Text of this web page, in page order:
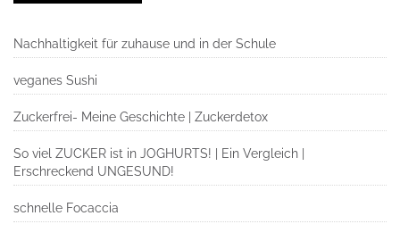
Nachhaltigkeit für zuhause und in der Schule
veganes Sushi
Zuckerfrei- Meine Geschichte | Zuckerdetox
So viel ZUCKER ist in JOGHURTS! | Ein Vergleich |
Erschreckend UNGESUND!
schnelle Focaccia